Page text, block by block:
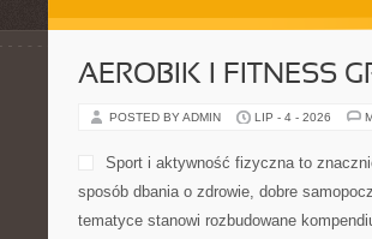
AEROBIK I FITNESS
POSTED BY ADMIN LIP - 4 - 2026
Sport i aktywność fizyczna to
sposób dbania o zdrowie, dobre
tematyce stanowi rozbudowane